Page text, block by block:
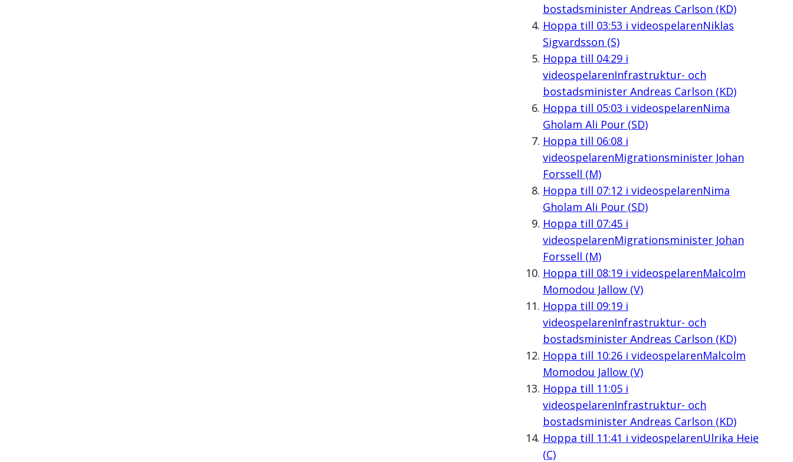
bostadsminister Andreas Carlson (KD)
Hoppa till 03:53 i videospelarenNiklas
Sigvardsson (S)
Hoppa till 04:29i
videospelarenInfrastruktur- och
bostadsminister Andreas Carlson (KD)
Hoppa till 05:03 i videospelarenNima
Gholam Ali Pour (SD)
Hoppa till 06:08i
videospelarenMigrationsminister Johan
Forssell (M)
Hoppa till 07:12 i videospelarenNima
Gholam Ali Pour (SD)
Hoppa till 07:45i
videospelarenMigrationsminister Johan
Forssell (M)
Hoppa till 08:19i videospelarenMalcolm
Momodou Jallow (V)
Hoppa till 09:19i
videospelarenInfrastruktur- och
bostadsminister Andreas Carlson (KD)
Hoppa till 10:26i videospelarenMalcolm
Momodou Jallow (V)
Hoppa till 11:05i
videospelarenInfrastruktur- och
bostadsminister Andreas Carlson (KD)
Hoppa till 11:41 i videospelarenUlrika Heie
(C)